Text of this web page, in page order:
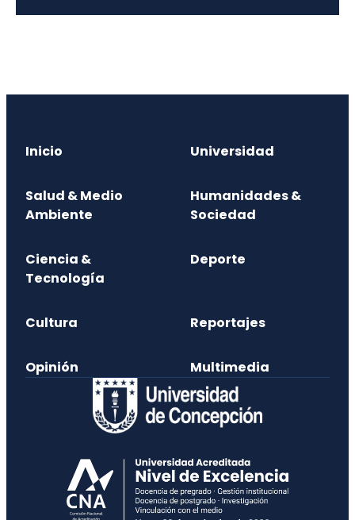
Inicio Universidad
Salud & Medio
Ambiente
Humanidades &
Sociedad
Ciencia &
Tecnología
Deporte
Cultura Reportajes
Opinión Multimedia